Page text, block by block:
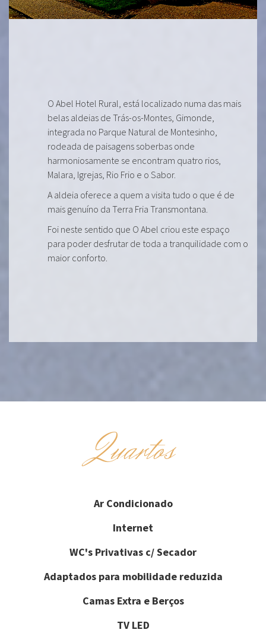
O Abel Hotel Rural, está localizado numa das mais
belas aldeias de Trás-os-Montes, Gimonde,
integrada no Parque Natural de Montesinho,
rodeada de paisagens soberbas onde
harmoniosamente se encontram quatro rios,
Malara, Igrejas, Rio Frio e o Sabor.
A aldeia oferece a quem a visita tudo o que é de
mais genuíno da Terra Fria Transmontana.
Foi neste sentido que O Abel criou este espaço
para poder desfrutar de toda a tranquilidade com o
maior conforto.
Quartos
Ar Condicionado
Internet
WC's Privativas c/ Secador
Adaptados para mobilidade reduzida
Camas Extra e Berços
TV LED